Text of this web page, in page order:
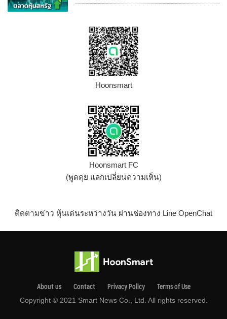
Hoonsmart
Hoonsmart FC
(พูดคุย แลกเปลี่ยนความเห็น)
ติดตามข่าว หุ้นเด่นระหว่างวัน ผ่านช่องทาง Line OpenChat
About us Contact Privacy Pollcy Terms of Use
Copyright © 2021 Smart News Co., Ltd. All rights reserved.